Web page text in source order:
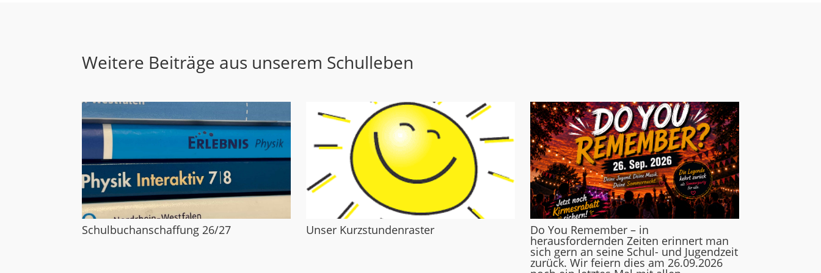
Weitere Beiträge aus unserem Schulleben
Schulbuchanschaffung 26/27 Unser Kurzstundenraster Do You Remember – in
herausfordernden Zeiten erinnert man
sich gern an seine Schul- und Jugendzeit
zurück. Wir feiern dies am 26.09.2026